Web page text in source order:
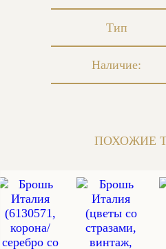
Тип
Наличие:
ПОХОЖИЕ